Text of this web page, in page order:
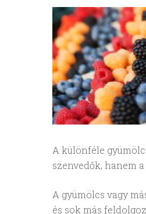
A különféle
szenvedők, hanem
A gyümölcs vagy
és sok más